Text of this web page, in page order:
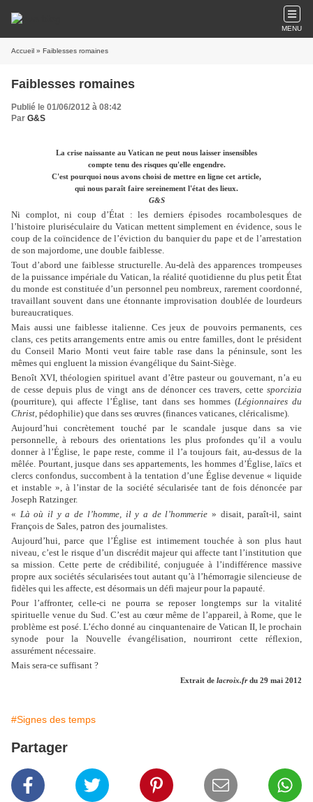
MENU
Accueil » Faiblesses romaines
Faiblesses romaines
Publié le 01/06/2012 à 08:42
Par G&S
La crise naissante au Vatican ne peut nous laisser insensibles
compte tenu des risques qu'elle engendre.
C'est pourquoi nous avons choisi de mettre en ligne cet article,
qui nous paraît faire sereinement l'état des lieux.
G&S
Ni complot, ni coup d’État : les derniers épisodes rocambolesques de
l’histoire pluriséculaire du Vatican mettent simplement en évidence, sous le
coup de la coïncidence de l’éviction du banquier du pape et de l’arrestation
de son majordome, une double faiblesse.
Tout d’abord une faiblesse structurelle. Au-delà des apparences trompeuses
de la puissance impériale du Vatican, la réalité quotidienne du plus petit État
du monde est constituée d’un personnel peu nombreux, rarement coordonné,
travaillant souvent dans une étonnante improvisation doublée de lourdeurs
bureaucratiques.
Mais aussi une faiblesse italienne. Ces jeux de pouvoirs permanents, ces
clans, ces petits arrangements entre amis ou entre familles, dont le président
du Conseil Mario Monti veut faire table rase dans la péninsule, sont les
mêmes qui engluent la mission évangélique du Saint-Siège.
Benoît XVI, théologien spirituel avant d’être pasteur ou gouvernant, n’a eu
de cesse depuis plus de vingt ans de dénoncer ces travers, cette sporcizia
(pourriture), qui affecte l’Église, tant dans ses hommes (Légionnaires du
Christ, pédophilie) que dans ses œuvres (finances vaticanes, cléricalisme).
Aujourd’hui concrètement touché par le scandale jusque dans sa vie
personnelle, à rebours des orientations les plus profondes qu’il a voulu
donner à l’Église, le pape reste, comme il l’a toujours fait, au-dessus de la
mêlée. Pourtant, jusque dans ses appartements, les hommes d’Église, laïcs et
clercs confondus, succombent à la tentation d’une Église devenue « liquide
et instable », à l’instar de la société sécularisée tant de fois dénoncée par
Joseph Ratzinger.
« Là où il y a de l’homme, il y a de l’hommerie » disait, paraît-il, saint
François de Sales, patron des journalistes.
Aujourd’hui, parce que l’Église est intimement touchée à son plus haut
niveau, c’est le risque d’un discrédit majeur qui affecte tant l’institution que
sa mission. Cette perte de crédibilité, conjuguée à l’indifférence massive
propre aux sociétés sécularisées tout autant qu’à l’hémorragie silencieuse de
fidèles qui les affecte, est désormais un défi majeur pour la papauté.
Pour l’affronter, celle-ci ne pourra se reposer longtemps sur la vitalité
spirituelle venue du Sud. C’est au cœur même de l’appareil, à Rome, que le
problème est posé. L’écho donné au cinquantenaire de Vatican II, le prochain
synode pour la Nouvelle évangélisation, nourriront cette réflexion,
assurément nécessaire.
Mais sera-ce suffisant ?
Extrait de lacroix.frdu 29 mai 2012
#Signes des temps
Partager